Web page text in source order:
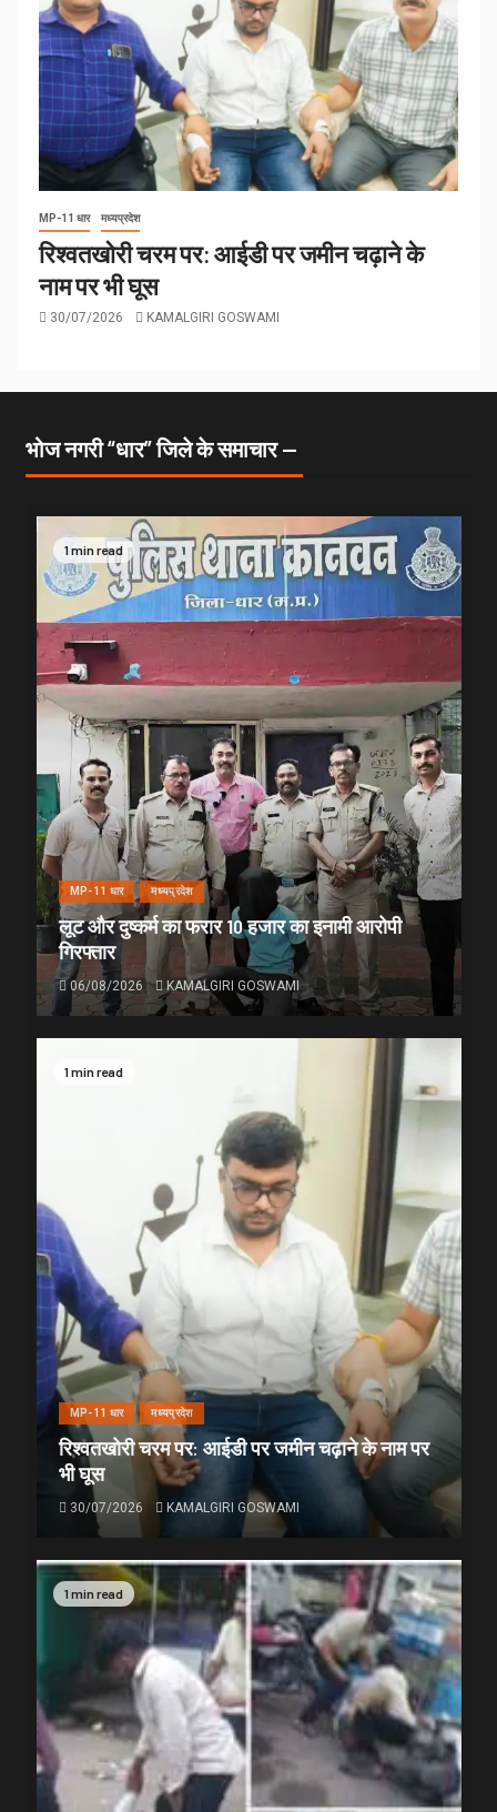
MP-11 धार मध्यप्रदेश
रिश्वतखोरी चरम पर: आईडी पर जमीन चढ़ाने के
नाम पर भी घूस
30/07/2026 KAMALGIRI GOSWAMI
भोज नगरी “धार” जिले के समाचार —
1 min read
MP-11 धार मध्यप्रदेश
लूट और दुष्कर्म का फरार 10 हजार का इनामी आरोपी
गिरफ्तार
06/08/2026 KAMALGIRI GOSWAMI
1 min read
MP-11 धार मध्यप्रदेश
रिश्वतखोरी चरम पर: आईडी पर जमीन चढ़ाने के नाम पर
भी घूस
30/07/2026 KAMALGIRI GOSWAMI
1 min read